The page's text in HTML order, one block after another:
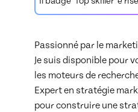
Passionné par le
Je suis disponible pour
les moteurs de
Expert en stratégie
pour construire une